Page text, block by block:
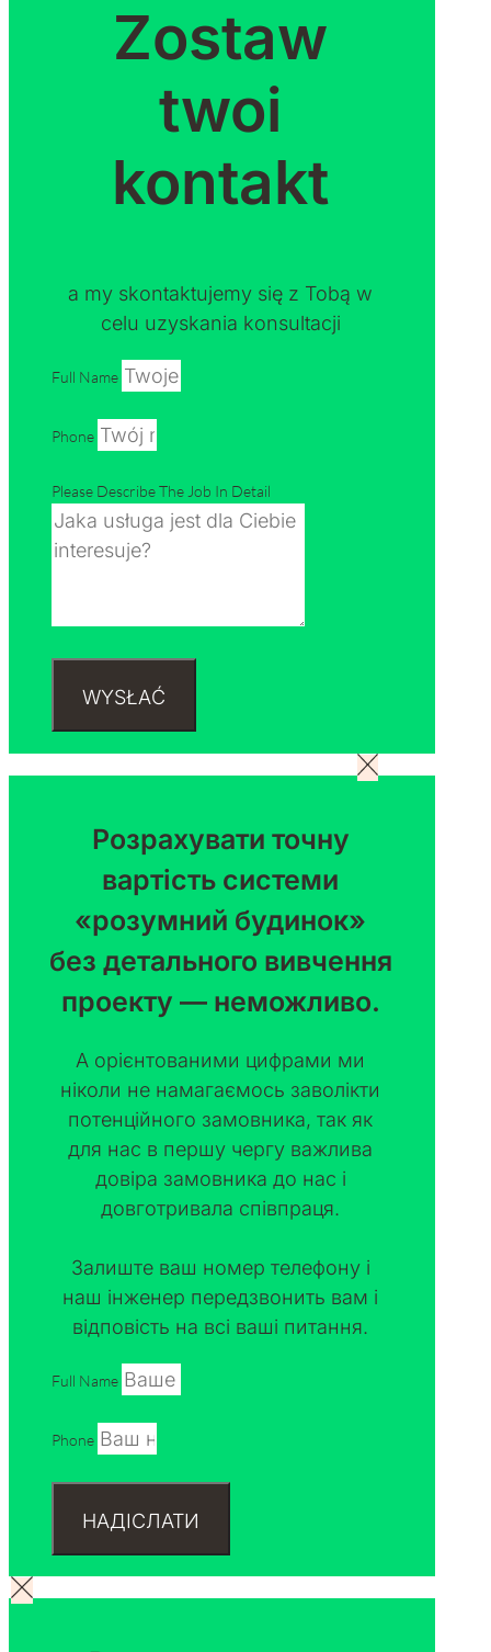
Zostaw
twoi
kontakt
a my skontaktujemy się z Tobą w
celu uzyskania konsultacji
Full Name
Phone
Please Describe The Job In Detail
WYSŁAĆ
Розрахувати точну
вартість системи
«розумний будинок»
без детального вивчення
проекту — неможливо.
А орієнтованими цифрами ми
ніколи не намагаємось заволікти
потенційного замовника, так як
для нас в першу чергу важлива
довіра замовника до нас і
довготривала співпраця.
Залиште ваш номер телефону і
наш інженер передзвонить вам і
відповість на всі ваші питання.
Full Name
Phone
НАДІСЛАТИ